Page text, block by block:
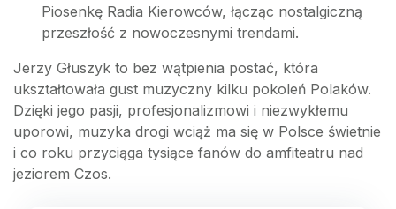
Piosenkę Radia Kierowców, łącząc nostalgiczną
przeszłość z nowoczesnymi trendami.
Jerzy Głuszyk to bez wątpienia postać, która
ukształtowała gust muzyczny kilku pokoleń Polaków.
Dzięki jego pasji, profesjonalizmowi i niezwykłemu
uporowi, muzyka drogi wciąż ma się w Polsce świetnie
i co roku przyciąga tysiące fanów do amfiteatru nad
jeziorem Czos.